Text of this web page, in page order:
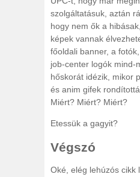
szolgáltatásuk, aztán
hogy nem ők a
képek vannak
főoldali banner, a
job-center logók mind-
hőskorát idézik, mikor
és anim gifek
Miért? Miért? Miért?
Etessük a gagyit?
Végszó
Oké, elég lehúzós cikk